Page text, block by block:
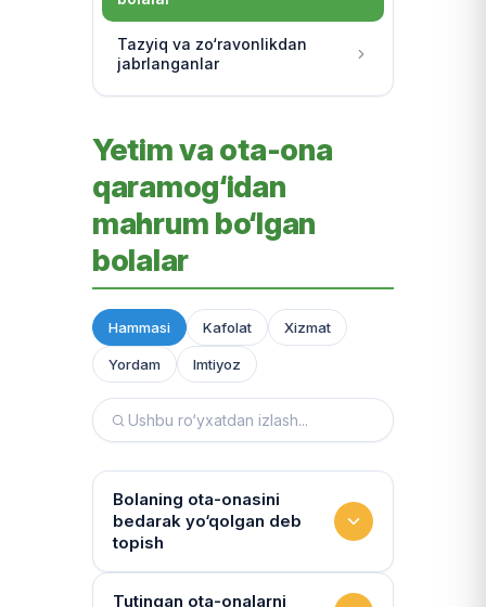
Tazyiq va zo‘ravonlikdan
jabrlanganlar
Yetim va ota-ona
qaramog‘idan
mahrum bo‘lgan
bolalar
Hammasi Kafolat Xizmat
Yordam Imtiyoz
Bolaning ota-onasini
bedarak yo‘qolgan deb
topish
Hujjatlarni tiklash xizmati
Tutingan ota-onalarni